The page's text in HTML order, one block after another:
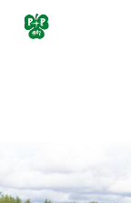
Siirry
sivun
Porin Pyrintö ry